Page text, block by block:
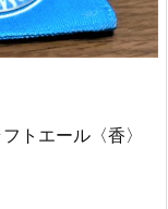
トエール〈香〉